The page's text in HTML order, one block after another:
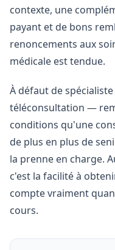
contexte, une
payant et de bons
renoncements aux
médicale est tendue.
À défaut de
téléconsultation —
conditions qu'une
de plus en plus de
la prenne en charge.
c'est la facilité à
compte vraiment
cours.